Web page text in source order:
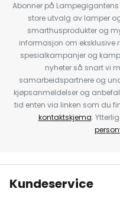
Abonner på
store utvalg av lamper
smarthusprodukter og
informasjon om eksklusive
spesialkampanjer og
nyheter så snart vi
samarbeidspartnere og
kjøpsanmeldelser og
tid enten via linken som du
kontaktskjema.
Kundeservice